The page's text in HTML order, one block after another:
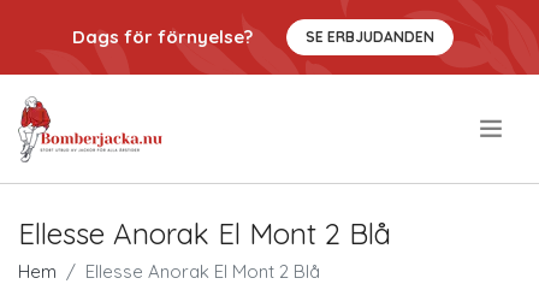
Dags för förnyelse? SE ERBJUDANDEN
Ellesse Anorak El Mont 2 Blå
Hem Ellesse Anorak El Mont 2 Blå